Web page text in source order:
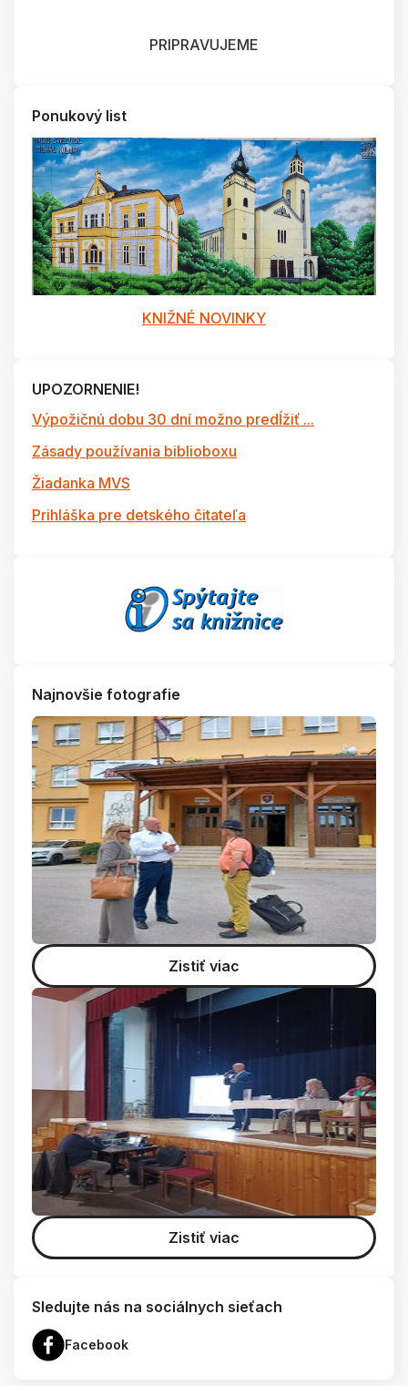
PRIPRAVUJEME
Ponukový list
KNIŽNÉ NOVINKY
UPOZORNENIE!
Výpožičnú dobu 30 dní možno predĺžiť ...
Zásady používania biblioboxu
Žiadanka MVS
Prihláška pre detského čitateľa
Najnovšie fotografie
Zistiť viac
Zistiť viac
Sledujte nás na sociálnych sieťach
Facebook